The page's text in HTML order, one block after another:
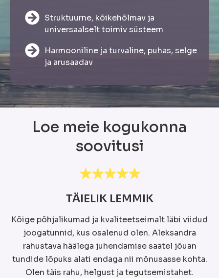
Struktuurne, kõikehõlmav ja
universaalselt toimiv süsteem
Harmooniline ja turvaline, puhas, selge
ja arusaadav
Loe meie kogukonna
soovitusi
TÄIELIK LEMMIK
Kõige põhjalikumad ja kvaliteetseimalt läbi viidud
joogatunnid, kus osalenud olen. Aleksandra
rahustava häälega juhendamise saatel jõuan
tundide lõpuks alati endaga nii mõnusasse kohta.
Olen täis rahu, helgust ja tegutsemistahet.